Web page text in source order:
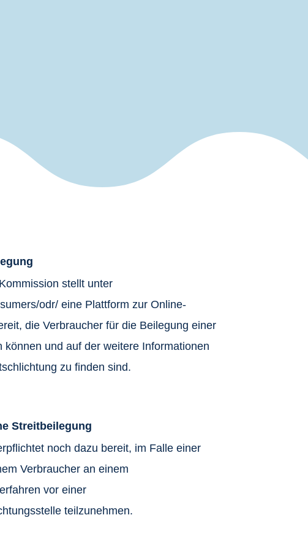
stellt unter
odr/ eine Plattform zur Online-
die Verbraucher für die Beilegung einer
können und auf der weitere Informationen
zu finden sind.
Streitbeilegung
noch dazu bereit, im Falle einer
Verbraucher an einem
vor einer
teilzunehmen.